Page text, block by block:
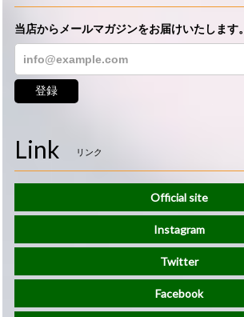
当店からメールマガジンをお届けいたします。
登録
Link リンク
Official site
Instagram
Twitter
Facebook